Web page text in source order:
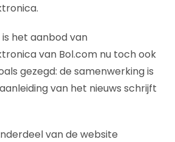
het aanbod van
van Bol.com nu toch ook
gezegd: de samenwerking is
van het nieuws schrijft
van de website